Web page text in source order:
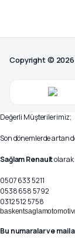
Copyright © 2026
Değerli Müşterilerimiz;
Son dönemlerde artan
Sağlam Renaultolarak
0507 633 5211
0538 658 5792
0312 512 5758
Bu numaralar ve mail